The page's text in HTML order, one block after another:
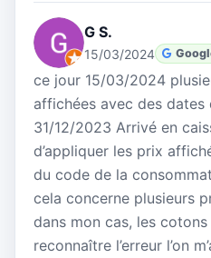
G S.
15/03/2024
ce jour 15/03/2024
affichées avec des dates
31/12/2023 Arrivé en
d’appliquer les prix
du code de la
cela concerne plusieurs
dans mon cas, les
reconnaître l’erreur l’on